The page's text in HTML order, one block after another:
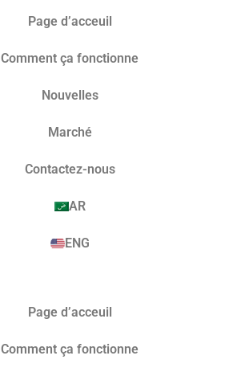
Page d’acceuil
Comment ça fonctionne
Nouvelles
Marché​
Contactez-nous
AR
ENG
Page d’acceuil
Comment ça fonctionne